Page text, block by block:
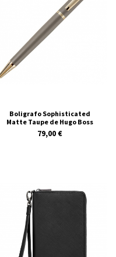
Boligrafo Sophisticated
Matte Taupe de Hugo Boss
79,00 €